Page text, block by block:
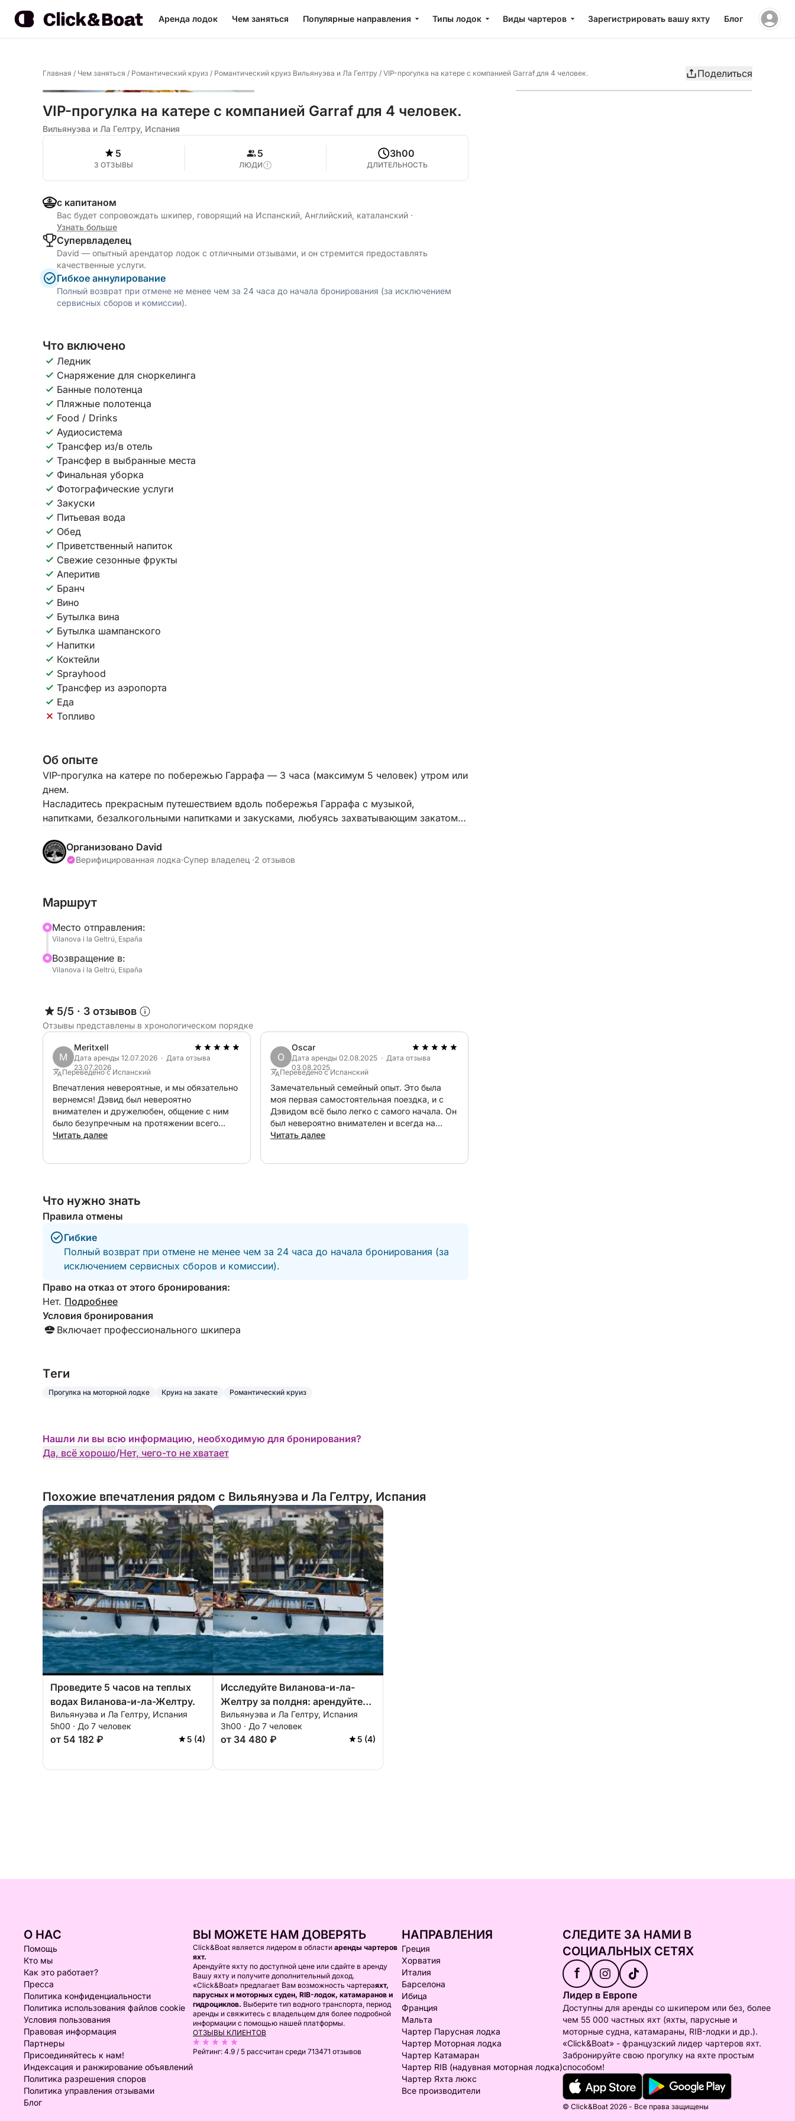
Аренда лодок Чем заняться Популярные направления Типы лодок Виды чартеров Зарегистрировать вашу яхту Блог
Главная / Чем заняться / Романтический круиз / Романтический круиз Вильянуэва и Ла Гелтру / VIP-прогулка на катере с компанией Garraf для 4 человек. Поделиться
VIP-прогулка на катере с компанией Garraf для 4 человек.
Вильянуэва и Ла Гелтру, Испания
5
3 ОТЗЫВЫ
5
ЛЮДИ
3h00
ДЛИТЕЛЬНОСТЬ
с капитаном
Вас будет сопровождать шкипер, говорящий на Испанский, Английский, каталанский ·
Узнать больше
Cупервладелец
David — опытный арендатор лодок с отличными отзывами, и он стремится предоставлять
качественные услуги.
Гибкое аннулирование
Полный возврат при отмене не менее чем за 24 часа до начала бронирования (за исключением
сервисных сборов и комиссии).
Что включено
Ледник
Снаряжение для сноркелинга
Банные полотенца
Пляжные полотенца
Food / Drinks
Аудиосистема
Трансфер из/в отель
Трансфер в выбранные места
Финальная уборка
Фотографические услуги
Закуски
Питьевая вода
Обед
Приветственный напиток
Свежие сезонные фрукты
Аперитив
Бранч
Вино
Бутылка вина
Бутылка шампанского
Напитки
Коктейли
Sprayhood
Трансфер из аэропорта
Еда
Топливо
Об опыте
VIP-прогулка на катере по побережью Гаррафа — 3 часа (максимум 5 человек) утром или
днем.
Насладитесь прекрасным путешествием вдоль побережья Гаррафа с музыкой,
напитками, безалкогольными напитками и закусками, любуясь захватывающим закатом
Организовано David
Верифицированная лодка·Супер владелец ·2 отзывов
Маршрут
Mесто отправления:
Vilanova i la Geltrú, España
Bозвращение в:
Vilanova i la Geltrú, España
5/5 · 3 отзывов
Отзывы представлены в хронологическом порядке
M
Meritxell
Дата аренды 12.07.2026 · Дата отзыва
23.07.2026
Переведено с Испанский
Впечатления невероятные, и мы обязательно
вернемся! Дэвид был невероятно
внимателен и дружелюбен, общение с ним
было безупречным на протяжении всего
времени. Он обо всем позаботился и
спасибо, Дэвид!
Читать далее
O
Oscar
Дата аренды 02.08.2025 · Дата отзыва
03.08.2025
Переведено с Испанский
Замечательный семейный опыт. Это была
моя первая самостоятельная поездка, и с
Дэвидом всё было легко с самого начала. Он
был невероятно внимателен и всегда на
связи. Мы обязательно вернёмся.
Читать далее
Что нужно знать
Правила отмены
Гибкие
Полный возврат при отмене не менее чем за 24 часа до начала бронирования (за
исключением сервисных сборов и комиссии).
Право на отказ от этого бронирования:
Нет. Подробнее
Условия бронирования
Включает профессионального шкипера
Tеги
Прогулка на моторной лодке Круиз на закате Романтический круиз
Нашли ли вы всю информацию, необходимую для бронирования?
Да, всё хорошо/Нет, чего-то не хватает
Похожие впечатления рядом с Вильянуэва и Ла Гелтру, Испания
Проведите 5 часов на теплых
водах Виланова-и-ла-Желтру.
Вильянуэва и Ла Гелтру, Испания
5h00 · До 7 человек
от 54 182 ₽ 5 (4)
Исследуйте Виланова-и-ла-
Желтру за полдня: арендуйте
моторную лодку на 3 часа.
Вильянуэва и Ла Гелтру, Испания
3h00 · До 7 человек
от 34 480 ₽ 5 (4)
О НАС
Помощь
Кто мы
Как это работает?
Пресса
Политика конфиденциальности
Политика использования файлов cookie
Условия пользования
Правовая информация
Партнеры
Присоединяйтесь к нам!
Индексация и ранжирование объявлений
Политика разрешения споров
Политика управления отзывами
Блог
ВЫ МОЖЕТЕ НАМ ДОВЕРЯТЬ
Click&Boat является лидером в области аренды чартеров
яхт.
Арендуйте яхту по доступной цене или сдайте в аренду
Вашу яхту и получите дополнительный доход.
«Click&Boat» предлагает Вам возможность чартераяхт,
парусных и моторных суден, RIB-лодок, катамаранов и
гидроциклов. Выберите тип водного транспорта, период
аренды и свяжитесь с владельцем для более подробной
информации с помощью нашей платформы.
ОТЗЫВЫ КЛИЕНТОВ
Рейтинг: 4.9 / 5 рассчитан среди 713471 отзывов
НАПРАВЛЕНИЯ
Греция
Хорватия
Италия
Барселона
Ибица
Франция
Мальта
Чартер Парусная лодка
Чартер Моторная лодка
Чартер Катамаран
Чартер RIB (надувная моторная лодка)
Чартер Яхта люкс
Все производители
СЛЕДИТЕ ЗА НАМИ В
СОЦИАЛЬНЫХ СЕТЯХ
f
Лидер в Европе
Доступны для аренды со шкипером или без, более
чем 55 000 частных яхт (яхты, парусные и
моторные судна, катамараны, RIB-лодки и др.).
«Click&Boat» - французский лидер чартеров яхт.
Забронируйте свою прогулку на яхте простым
способом!
© Click&Boat 2026 - Все права защищены